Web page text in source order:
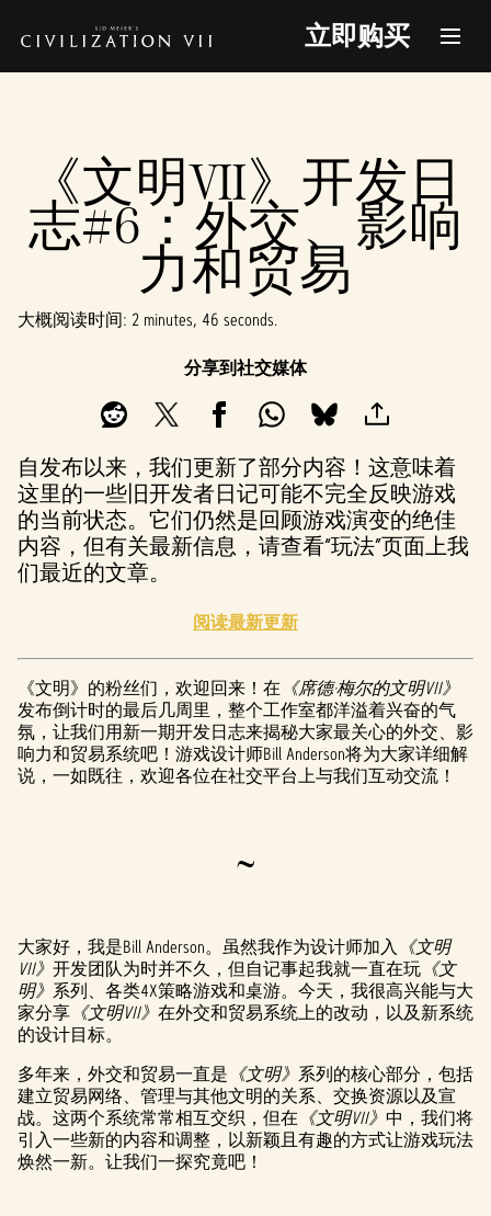
立即购买
《文明VII》开发日
志#6：外交、影响
力和贸易
大概阅读时间 2 minutes, 46 seconds
分享到社交媒体
自发布以来，我们更新了部分内容！这意味着
这里的一些旧开发者日记可能不完全反映游戏
的当前状态。它们仍然是回顾游戏演变的绝佳
内容，但有关最新信息，请查看“玩法”页面上我
们最近的文章。
阅读最新更新
《文明》的粉丝们，欢迎回来！在 《席德·梅尔的文明VII》
发布倒计时的最后几周里，整个工作室都洋溢着兴奋的气
氛，让我们用新一期开发日志来揭秘大家最关心的外交、影
响力和贸易系统吧！游戏设计师Bill Anderson将为大家详细解
说，一如既往，欢迎各位在社交平台上与我们互动交流！
~
大家好，我是Bill Anderson。虽然我作为设计师加入 《文明
VII》 开发团队为时并不久，但自记事起我就一直在玩 《文
明》 系列、各类4X策略游戏和桌游。今天，我很高兴能与大
家分享 《文明VII》 在外交和贸易系统上的改动，以及新系统
的设计目标。
多年来，外交和贸易一直是 《文明》 系列的核心部分，包括
建立贸易网络、管理与其他文明的关系、交换资源以及宣
战。这两个系统常常相互交织，但在 《文明VII》 中，我们将
引入一些新的内容和调整，以新颖且有趣的方式让游戏玩法
焕然一新。让我们一探究竟吧！